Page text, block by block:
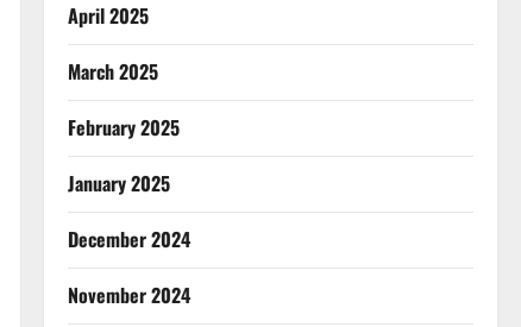
April 2025
March 2025
February 2025
January 2025
December 2024
November 2024